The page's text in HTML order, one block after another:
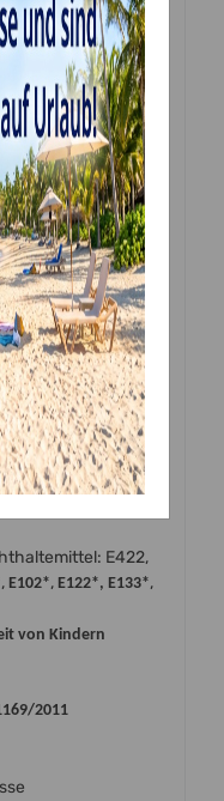
Qualität
gefertigt.
entfernen. Sie
einer Schere oder
genaue Anleitung
Fragen haben …
uns Kontakt auf:
(ab 14:00 Uhr)
E420ii, E955;
E422,
E466, E415; Aroma,
E202
E422,
, E102*, E122*, E133*,
von Kindern
2011